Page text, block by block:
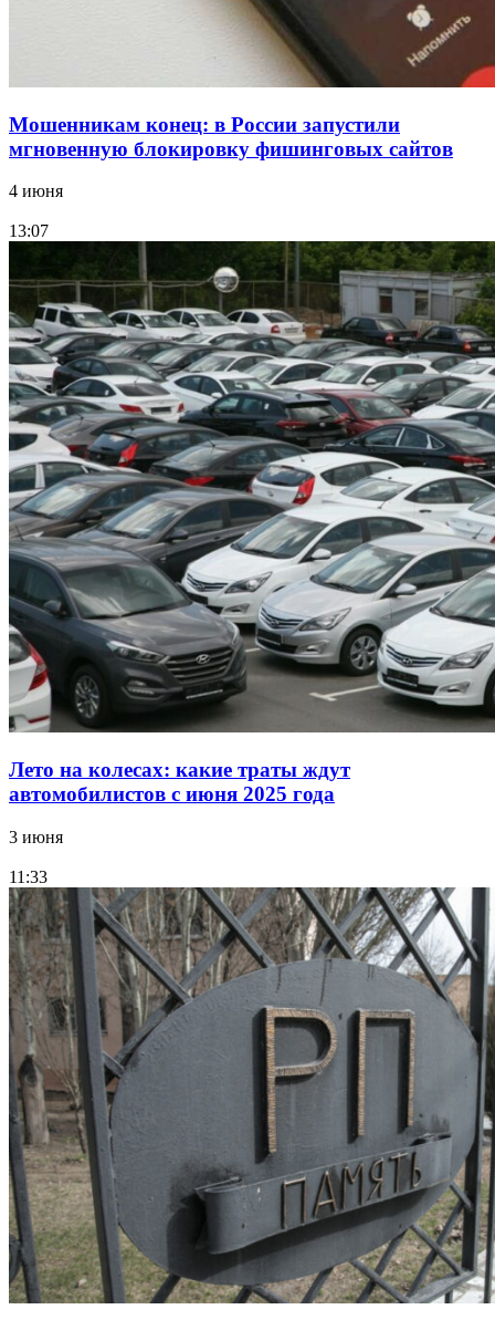
Мошенникам конец: в России запустили
мгновенную блокировку фишинговых сайтов
4 июня
13:07
Лето на колесах: какие траты ждут
автомобилистов с июня 2025 года
3 июня
11:33